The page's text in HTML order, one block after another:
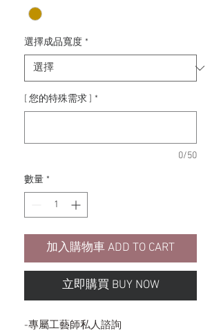
選擇成品寬度 *
[ 您的特殊需求 ] *
0/50
數量 *
加入購物車 ADD TO CART
立即購買 BUY NOW
-專屬工藝師私人諮詢